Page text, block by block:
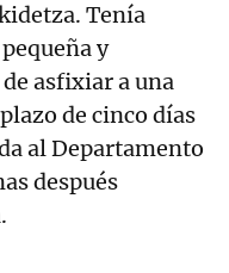
Tenía
y
asfixiar a una
de cinco días
al Departamento
después